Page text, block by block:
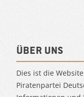
Über uns
Dies ist die
Piratenpartei